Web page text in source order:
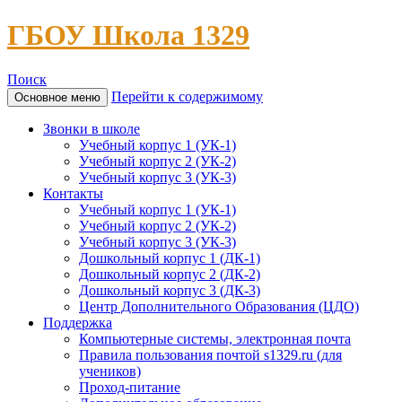
ГБОУ Школа 1329
Поиск
Основное меню Перейти к содержимому
Звонки в школе
Учебный корпус 1 (УК-1)
Учебный корпус 2 (УК-2)
Учебный корпус 3 (УК-3)
Контакты
Учебный корпус 1 (УК-1)
Учебный корпус 2 (УК-2)
Учебный корпус 3 (УК-3)
Дошкольный корпус 1 (ДК-1)
Дошкольный корпус 2 (ДК-2)
Дошкольный корпус 3 (ДК-3)
Центр Дополнительного Образования (ЦДО)
Поддержка
Компьютерные системы, электронная почта
Правила пользования почтой s1329.ru (для
учеников)
Проход-питание